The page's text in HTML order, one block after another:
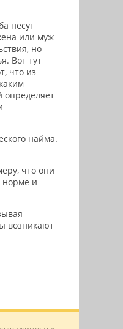
несут
или муж
но
Вот тут
что из
определяет
найма.
что они
норме и
возникают